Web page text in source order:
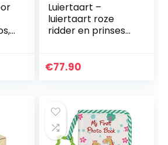
Luiertaart –
luiertaart roze
ridder en prinses
babyshower doop
€77.90